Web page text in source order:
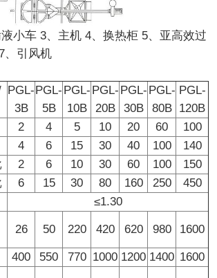
小车 3、主机 4、换热柜 5、亚高效过
、引风机
PGL-
3B
PGL-
5B
PGL-
10B
PGL-
20B
PGL-
30B
PGL-
80B
PGL-
120B
2 4 5 10 20 60
100
4 6 15 30 40 100
140
2 6 10 30 60 100
150
6 15 30 80 160 250
450
≤1.30
26 50 220 420 620 980 1600
400 550 770 1000 1200 1400 1600